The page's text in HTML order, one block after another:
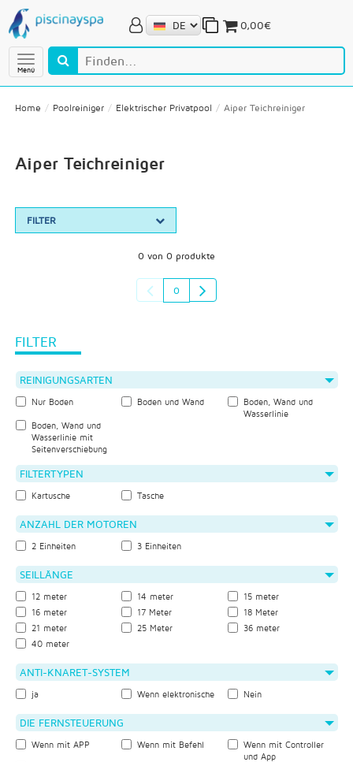
Menú
0,00€
Home Poolreiniger Elektrischer Privatpool Aiper Teichreiniger
Aiper Teichreiniger
FILTER
0 von 0 produkte
0
FILTER
REINIGUNGSARTEN
Nur Boden Boden und Wand
Boden, Wand und
Wasserlinie
Boden, Wand und
Wasserlinie mit
Seitenverschiebung
FILTERTYPEN
Kartusche Tasche
ANZAHL DER MOTOREN
2 Einheiten 3 Einheiten
SEILLÄNGE
12 meter 14 meter
15 meter
16 meter
17 Meter
18 Meter
21 meter
25 Meter
36 meter
40 meter
ANTI-KNARET-SYSTEM
ja Wenn elektronische Nein
DIE FERNSTEUERUNG
Wenn mit APP Wenn mit Befehl
Wenn mit Controller
und App